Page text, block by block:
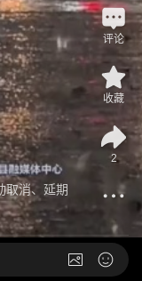
取消、延期
评论
收藏
2